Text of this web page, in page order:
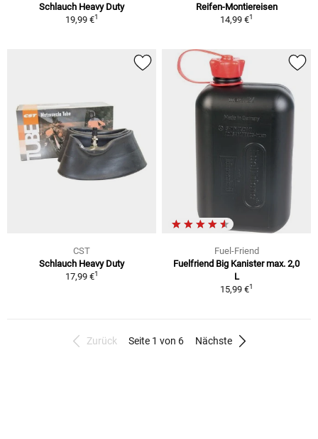
Schlauch Heavy Duty
19,99 €1
Reifen-Montiereisen
14,99 €1
CST
Schlauch Heavy Duty
17,99 €1
Fuel-Friend
Fuelfriend Big Kanister max. 2,0
L
15,99 €1
Zurück Seite 1 von 6 Nächste